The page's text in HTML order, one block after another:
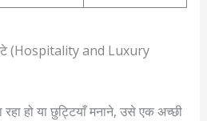
स्टे (Hospitality and Luxury
हो या छुट्टियाँ मनाने, उसे एक अच्छी